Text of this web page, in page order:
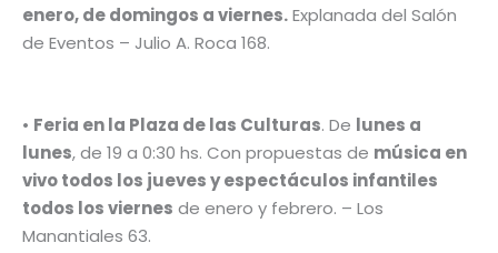
enero, de domingos a viernes.Explanada del Salón
de Eventos – Julio A. Roca 168.
• Feria en la Plaza de las Culturas. De lunes a
lunes, de 19 a 0:30 hs. Con propuestas de música en
vivo todos los jueves y espectáculos infantiles
todos los viernes de enero y febrero. – Los
Manantiales 63.